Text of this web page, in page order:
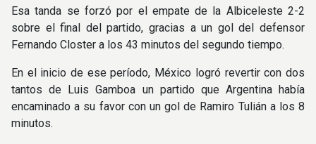
Esa tanda se forzó por el empate de la Albiceleste 2-2
sobre el final del partido, gracias a un gol del defensor
Fernando Closter a los 43 minutos del segundo tiempo.
En el inicio de ese período, México logró revertir con dos
tantos de Luis Gamboa un partido que Argentina había
encaminado a su favor con un gol de Ramiro Tulián a los 8
minutos.